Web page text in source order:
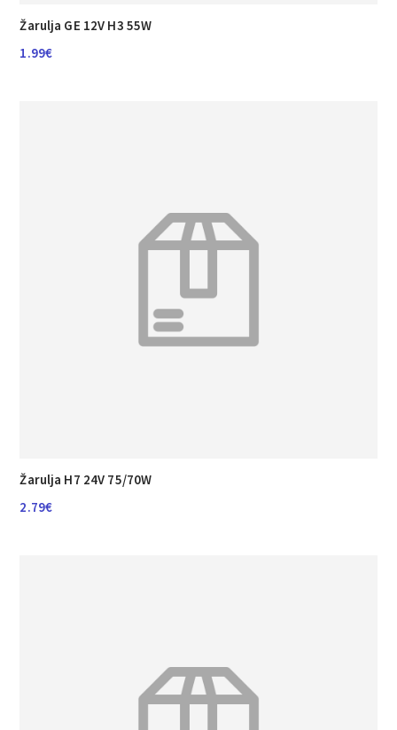
Žarulja GE 12V H3 55W
1.99€
Žarulja H7 24V 75/70W
2.79€